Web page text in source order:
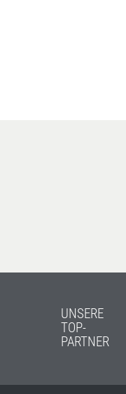
UNSERE
TOP-
PARTNER